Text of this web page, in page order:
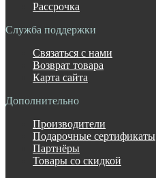
Рассрочка
Служба поддержки
Связаться с нами
Возврат товара
Карта сайта
Дополнительно
Производители
Подарочные сертификаты
Партнёры
Товары со скидкой